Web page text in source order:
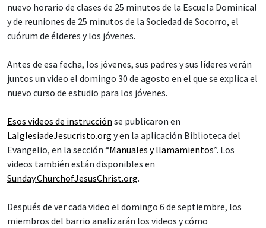
nuevo horario de clases de 25 minutos de la Escuela Dominical
y de reuniones de 25 minutos de la Sociedad de Socorro, el
cuórum de élderes y los jóvenes.
Antes de esa fecha, los jóvenes, sus padres y sus líderes verán
juntos un video el domingo 30 de agosto en el que se explica el
nuevo curso de estudio para los jóvenes.
Esos videos de instrucción se publicaron en
LaIglesiadeJesucristo.org y en la aplicación Biblioteca del
Evangelio, en la sección “Manuales y llamamientos”. Los
videos también están disponibles en
Sunday.ChurchofJesusChrist.org.
Después de ver cada video el domingo 6 de septiembre, los
miembros del barrio analizarán los videos y cómo